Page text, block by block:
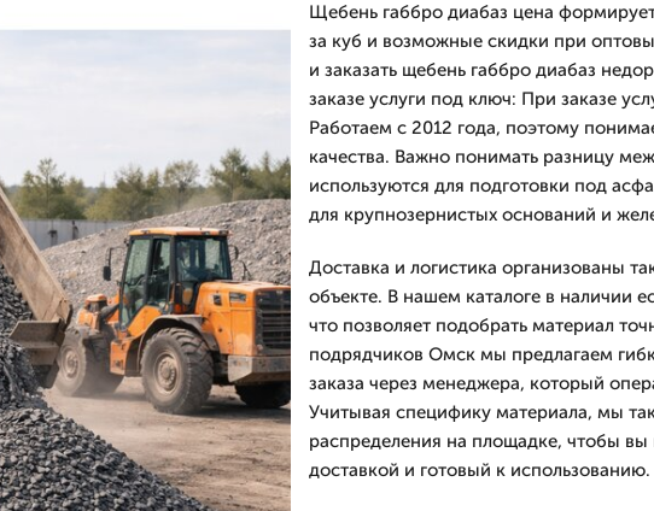
Щебень габбро диабаз цена
за куб и возможные скидки при
и заказать щебень габбро диабаз
заказе услуги под ключ: При заказе
Работаем с 2012 года, поэтому
качества. Важно понимать разницу
используются для подготовки под
для крупнозернистых оснований и
Доставка и логистика организованы
объекте. В нашем каталоге в наличии
что позволяет подобрать материал
подрядчиков Омск мы предлагаем
заказа через менеджера, который
Учитывая специфику материала, мы
распределения на площадке, чтобы
доставкой и готовый к использованию.